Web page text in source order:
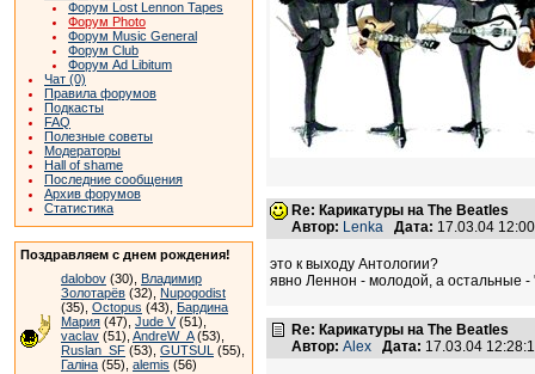
Форум Lost Lennon Tapes
Форум Photo
Форум Music General
Форум Club
Форум Ad Libitum
Чат (0)
Правила форумов
Подкасты
FAQ
Полезные советы
Модераторы
Hall of shame
Последние сообщения
Архив форумов
Статистика
Поздравляем с днем рождения!
dalobov (30), Владимир
Золотарёв (32), Nupogodist
(35), Octopus (43), Бардина
Мария (47), Jude V(51),
vaclav (51), AndreW_A(53),
Ruslan_SF (53), GUTSUL (55),
Галіна (55), alemis (56)
Re: Карикатуры на The Beatles
Автор: Lenka Дата: 17.03.04
это к выходу Антологии?
явно Леннон - молодой, а остальные -
Re: Карикатуры на The Beatles
Автор: Alex Дата: 17.03.04